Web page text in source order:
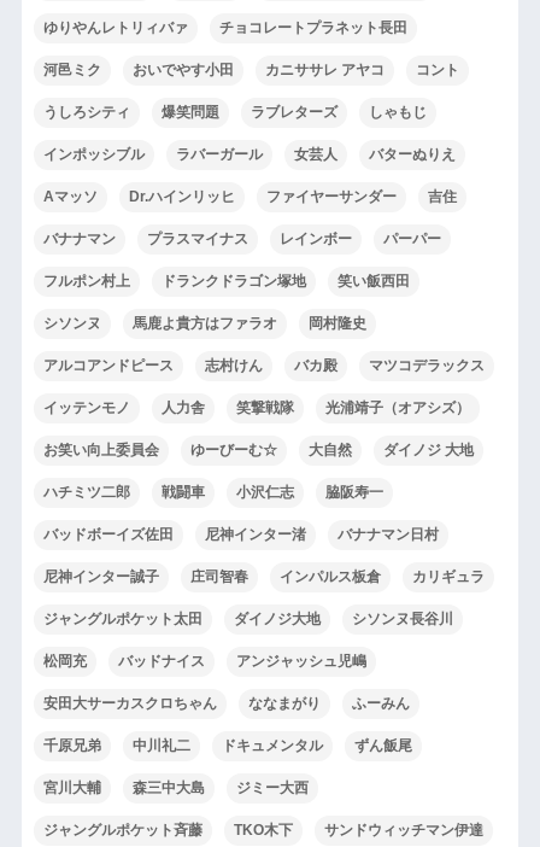
ゆりやんレトリィバァ チョコレートプラネット長田
河邑ミク おいでやす小田 カニササレ アヤコ コント
うしろシティ 爆笑問題 ラブレターズ しゃもじ
インポッシブル ラバーガール 女芸人 バターぬりえ
Aマッソ Dr.ハインリッヒ ファイヤーサンダー 吉住
バナナマン プラスマイナス レインボー パーパー
フルポン村上 ドランクドラゴン塚地 笑い飯西田
シソンヌ 馬鹿よ貴方はファラオ 岡村隆史
アルコアンドピース 志村けん バカ殿 マツコデラックス
イッテンモノ 人力舎 笑撃戦隊 光浦靖子（オアシズ）
お笑い向上委員会 ゆーびーむ☆ 大自然 ダイノジ 大地
ハチミツ二郎 戦闘車 小沢仁志 脇阪寿一
バッドボーイズ佐田 尼神インター渚 バナナマン日村
尼神インター誠子 庄司智春 インパルス板倉 カリギュラ
ジャングルポケット太田 ダイノジ大地 シソンヌ長谷川
松岡充 バッドナイス アンジャッシュ児嶋
安田大サーカスクロちゃん ななまがり ふーみん
千原兄弟 中川礼二 ドキュメンタル ずん飯尾
宮川大輔 森三中大島 ジミー大西
ジャングルポケット斉藤 TKO木下 サンドウィッチマン伊達